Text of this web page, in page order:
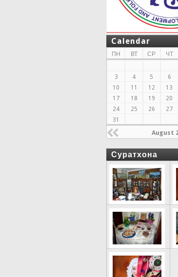
Calendar
ПН ВТ СР ЧТ
3
4 5 6
10
11 12 13
17
18 19 20
24
25 26 27
31
August
Суратхона